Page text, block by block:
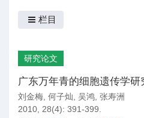
栏目
研究论文
广东万年青的细胞遗传学研
刘金梅 何子灿 吴鸿 张寿洲
2010, 28(4): 391-399.